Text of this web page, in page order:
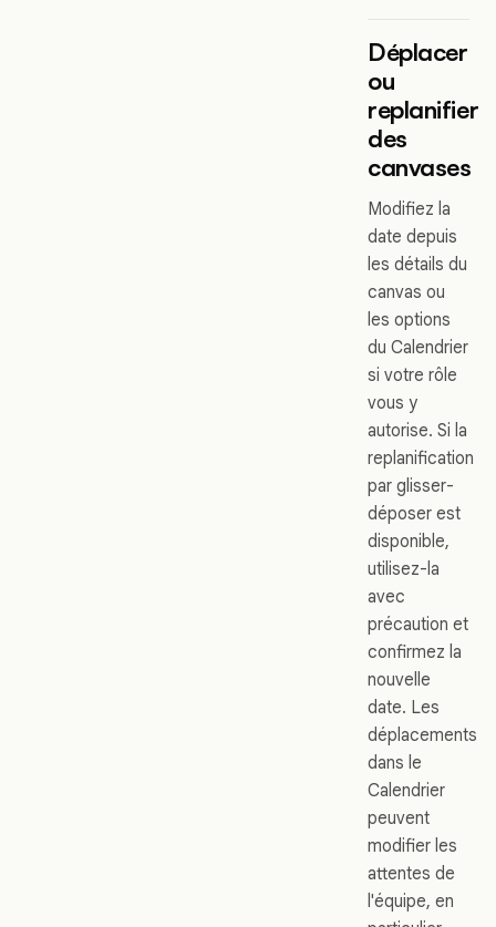
Déplacer
ou
replanifier
des
canvases
Modifiez la
date depuis
les détails du
canvas ou
les options
du Calendrier
si votre rôle
vous y
autorise. Si la
replanification
par glisser-
déposer est
disponible,
utilisez-la
avec
précaution et
confirmez la
nouvelle
date. Les
déplacements
dans le
Calendrier
peuvent
modifier les
attentes de
l'équipe, en